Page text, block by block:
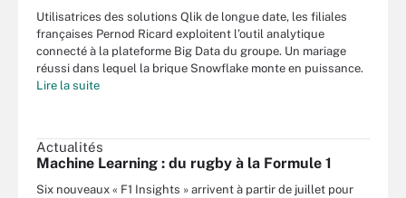
Utilisatrices des solutions Qlik de longue date, les filiales
françaises Pernod Ricard exploitent l’outil analytique
connecté à la plateforme Big Data du groupe. Un mariage
réussi dans lequel la brique Snowflake monte en puissance.
Lire la suite
Actualités
Machine Learning : du rugby à la Formule 1
Six nouveaux « F1 Insights » arrivent à partir de juillet pour